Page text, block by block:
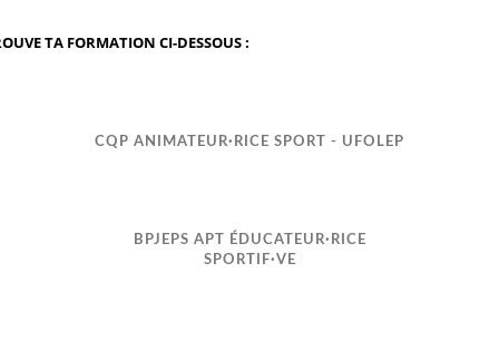
TA FORMATION CI-DESSOUS :
CQP ANIMATEUR·RICE SPORT - UFOLEP
BPJEPS APT ÉDUCATEUR·RICE
SPORTIF·VE